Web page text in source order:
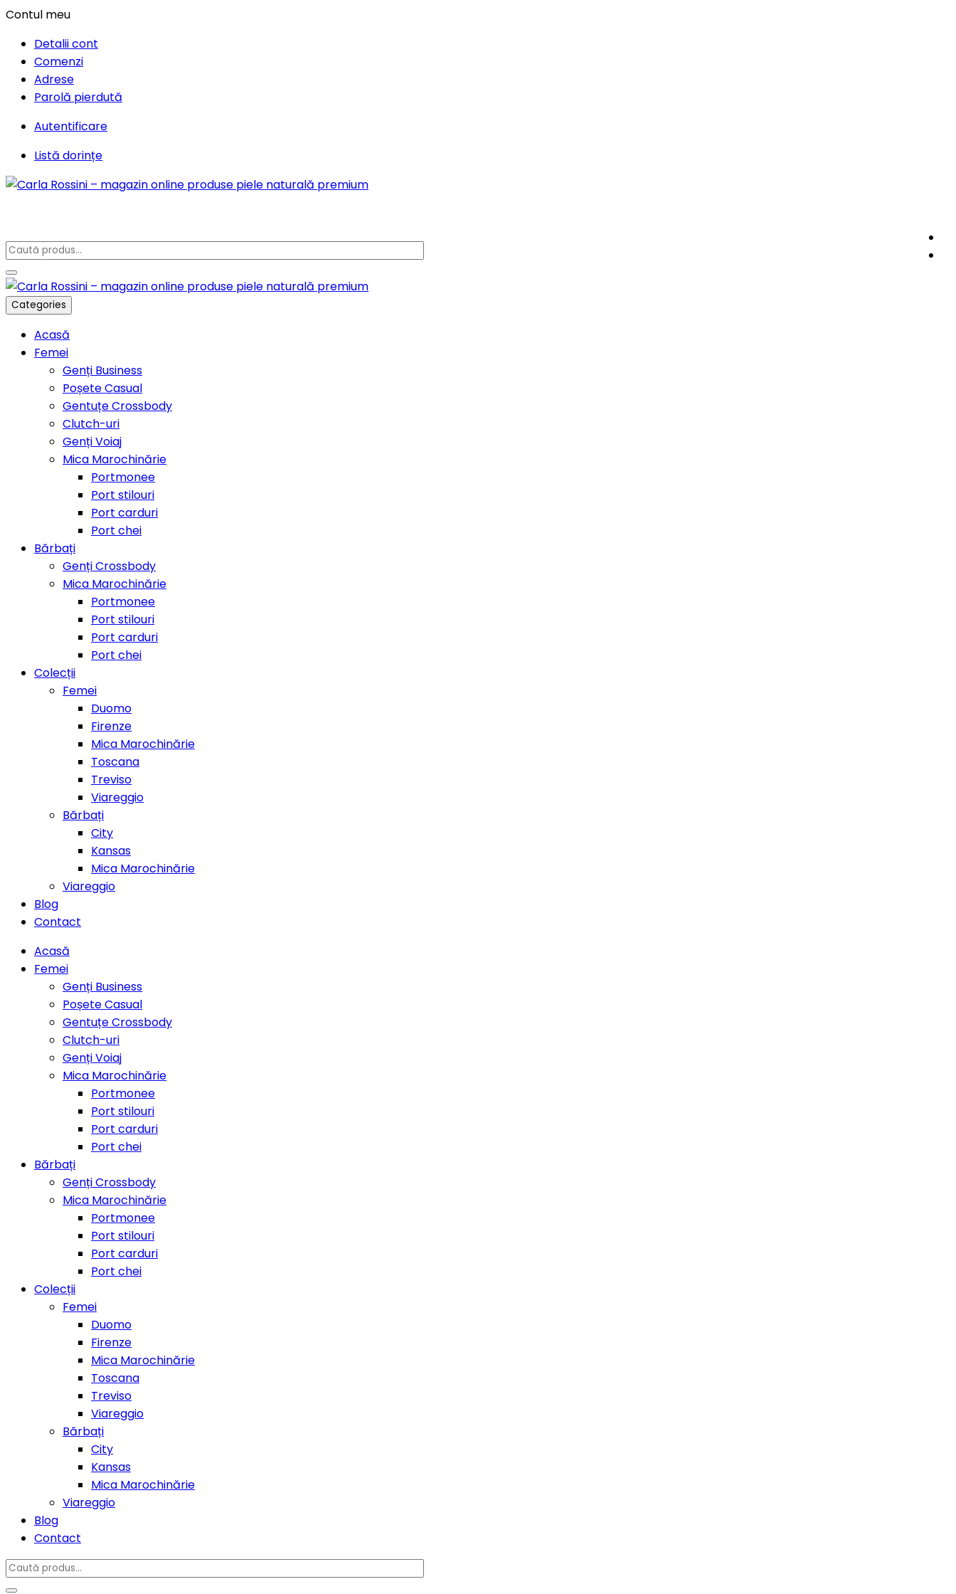
Contul meu
Detalii cont
Comenzi
Adrese
Parolă pierdută
Autentificare
Listă dorințe
Categories
Acasă
Femei
Genți Business
Poșete Casual
Gentuțe Crossbody
Clutch-uri
Genți Voiaj
Mica Marochinărie
Portmonee
Port stilouri
Port carduri
Port chei
Bărbați
Genți Crossbody
Mica Marochinărie
Portmonee
Port stilouri
Port carduri
Port chei
Colecții
Femei
Duomo
Firenze
Mica Marochinărie
Toscana
Treviso
Viareggio
Bărbați
City
Kansas
Mica Marochinărie
Viareggio
Blog
Contact
Acasă
Femei
Genți Business
Poșete Casual
Gentuțe Crossbody
Clutch-uri
Genți Voiaj
Mica Marochinărie
Portmonee
Port stilouri
Port carduri
Port chei
Bărbați
Genți Crossbody
Mica Marochinărie
Portmonee
Port stilouri
Port carduri
Port chei
Colecții
Femei
Duomo
Firenze
Mica Marochinărie
Toscana
Treviso
Viareggio
Bărbați
City
Kansas
Mica Marochinărie
Viareggio
Blog
Contact